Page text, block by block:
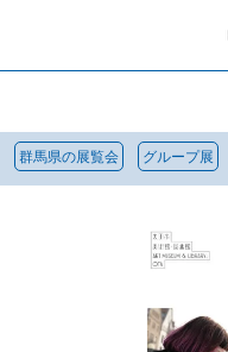
群馬県の展覧会 グループ展